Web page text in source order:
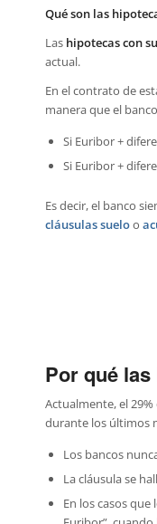
Qué son las
Las hipotecas con
actual.
En el contrato de
manera que el
Si Euribor +
Si Euribor +
Es decir, el banco
cláusulas sueloo
Por qué
Actualmente, el
durante los últimos
Los bancos
La cláusula se
En los casos